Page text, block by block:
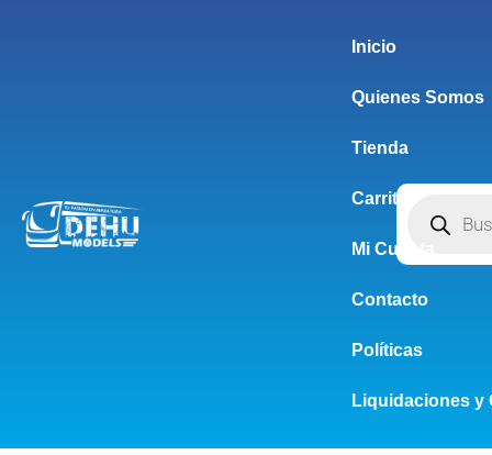
Inicio
Quienes Somos
Tienda
Carrito
Mi Cuenta
Contacto
Políticas
Liquidaciones y